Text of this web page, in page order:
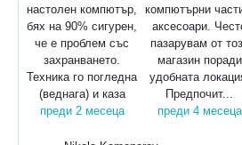
настолен компютър,
бях на 90% сигурен,
че е проблем със
захранването.
Техника го погледна
(веднага) и каза
преди 2 месеца
компютърни
аксесоари.
пазарувам от
магазин поради
удобната
Предпочит...
преди 4 месеца